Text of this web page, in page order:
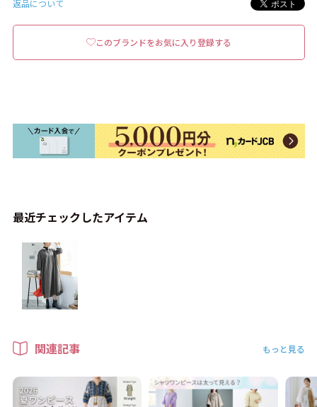
返品について
このブランドをお気に入り登録する
最近チェックしたアイテム
関連記事 もっと見る